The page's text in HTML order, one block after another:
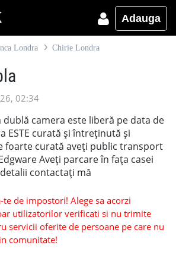
Adauga
Londra Chirie Londra
02:34
dublă camera este liberă pe data de
ESTE curată și întreținută și
foarte curată aveți public transport
Aveți parcare în fața casei
contactați mă
te de impostori! Alege sa acorzi
utilizatorilor verificati si nu trimite
servicii oferite de persoane pe care nu
comunitate!